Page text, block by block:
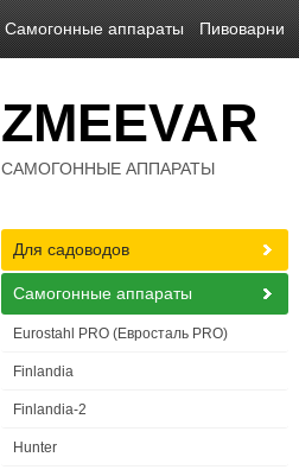
Самогонные аппараты Пивоварни
ZMEEVAR
САМОГОННЫЕ АППАРАТЫ
Для садоводов
Самогонные аппараты
Eurostahl PRO (Евросталь PRO)
Finlandia
Finlandia-2
Hunter